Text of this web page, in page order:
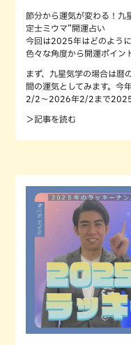
節分から運気が変わる！九
定士ミウマ”開運占い
今回は2025年はどのよう
色々な角度から開運ポイン
まず、九星気学の場合は暦
間の運気としてみます。
2/2〜2026年2/2まで2025
＞記事を読む